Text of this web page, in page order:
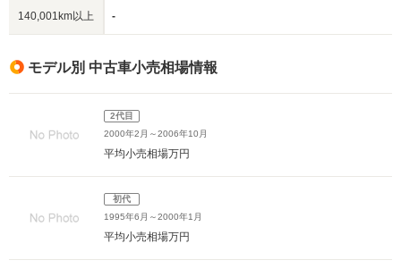
140,001km以上 -
モデル別 中古車小売相場情報
2代目
2000年2月～2006年10月
平均小売相場万円
初代
1995年6月～2000年1月
平均小売相場万円